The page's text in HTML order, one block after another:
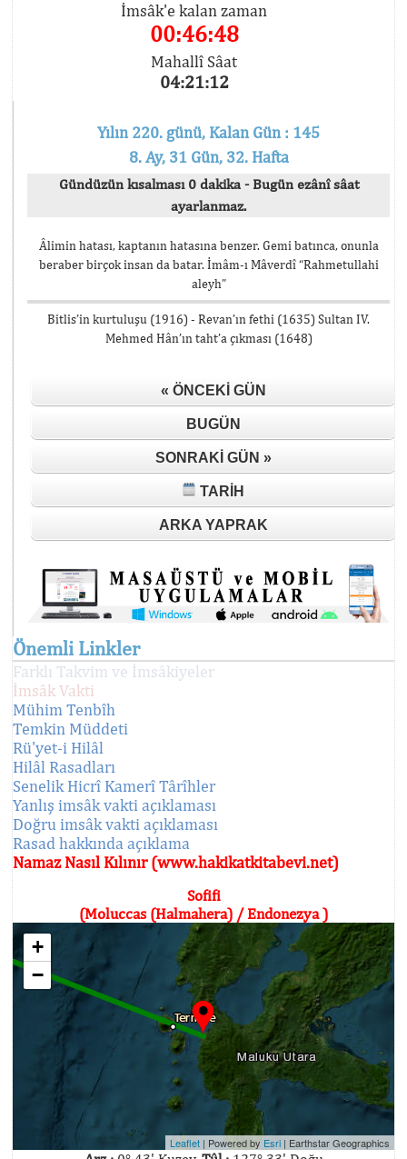
İmsâk'e kalan zaman
00:46:48
Mahallî Sâat
04:21:12
Yılın 220. günü, Kalan Gün : 145
8. Ay, 31 Gün, 32. Hafta
Gündüzün kısalması 0 dakika - Bugün ezânî sâat
ayarlanmaz.
Âlimin hatası, kaptanın hatasına benzer. Gemi batınca, onunla
beraber birçok insan da batar. İmâm-ı Mâverdî “Rahmetullahi
aleyh”
Bitlis’in kurtuluşu (1916) - Revan’ın fethi (1635) Sultan IV.
Mehmed Hân’ın taht’a çıkması (1648)
« ÖNCEKI GÜN
BUGÜN
SONRAKI GÜN »
TARIH
ARKA YAPRAK
Önemli Linkler
Farklı Takvim ve İmsâkiyeler
İmsâk Vakti
Mühim Tenbîh
Temkin Müddeti
Rü'yet-i Hilâl
Hilâl Rasadları
Senelik Hicrî Kamerî Târîhler
Yanlış imsâk vakti açıklaması
Doğru imsâk vakti açıklaması
Rasad hakkında açıklama
Namaz Nasıl Kılınır (www.hakikatkitabevi.net)
Sofifi
(Moluccas (Halmahera) / Endonezya )
+
−
Leaflet | Powered by Esri | Earthstar Geographics